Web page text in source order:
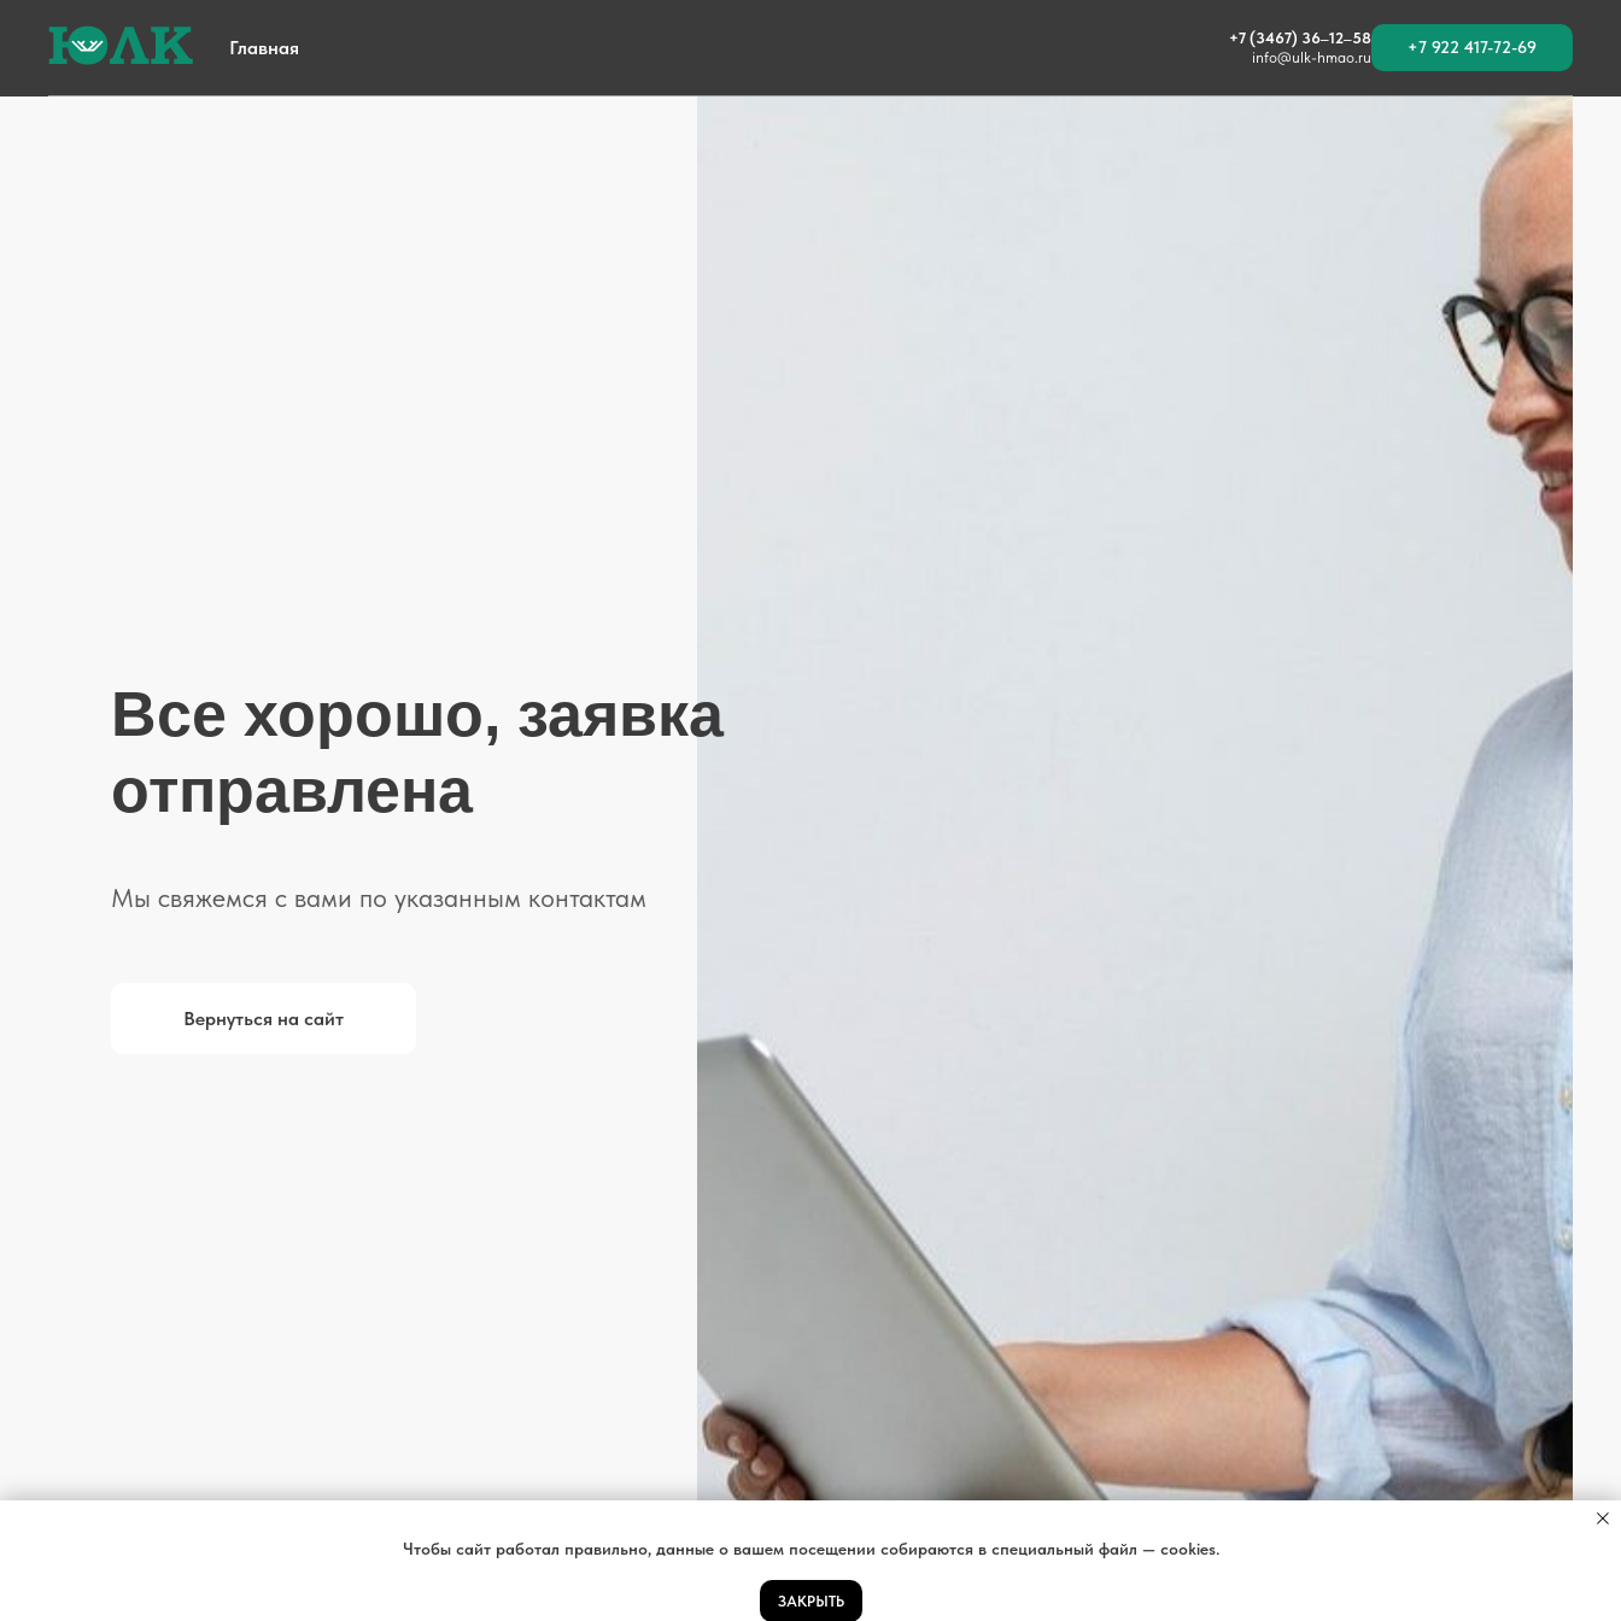
Главная
+7 (3467) 36‒12‒58
info@ulk-hmao.ru
+7 922 417-72-69
Все хорошо, заявка
отправлена
Мы свяжемся с вами по указанным контактам
Вернуться на сайт
Чтобы сайт работал правильно, данные о вашем посещении собираются в специальный файл — cookies.
ЗАКРЫТЬ